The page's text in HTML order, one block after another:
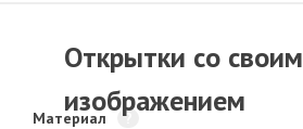
Открытки со своим
изображением
Материал